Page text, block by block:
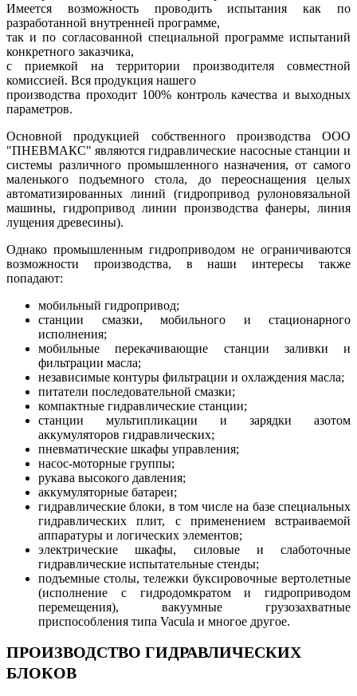
Имеется возможность проводить испытания как по
разработанной внутренней программе,
так и по согласованной специальной программе испытаний
конкретного заказчика,
с приемкой на территории производителя совместной
комиссией. Вся продукция нашего
производства проходит 100% контроль качества и выходных
параметров.
Основной продукцией собственного производства ООО
"ПНЕВМАКС" являются гидравлические насосные станции и
системы различного промышленного назначения, от самого
маленького подъемного стола, до переоснащения целых
автоматизированных линий (гидропривод рулоновязальной
машины, гидропривод линии производства фанеры, линия
лущения древесины).
Однако промышленным гидроприводом не ограничиваются
возможности производства, в наши интересы также
попадают:
мобильный гидропривод;
станции смазки, мобильного и стационарного
исполнения;
мобильные перекачивающие станции заливки и
фильтрации масла;
независимые контуры фильтрации и охлаждения масла;
питатели последовательной смазки;
компактные гидравлические станции;
станции мультипликации и зарядки азотом
аккумуляторов гидравлических;
пневматические шкафы управления;
насос-моторные группы;
рукава высокого давления;
аккумуляторные батареи;
гидравлические блоки, в том числе на базе специальных
гидравлических плит, с применением встраиваемой
аппаратуры и логических элементов;
электрические шкафы, силовые и слаботочные
гидравлические испытательные стенды;
подъемные столы, тележки буксировочные вертолетные
(исполнение с гидродомкратом и гидроприводом
перемещения), вакуумные грузозахватные
приспособления типа Vacula и многое другое.
ПРОИЗВОДСТВО ГИДРАВЛИЧЕСКИХ
БЛОКОВ